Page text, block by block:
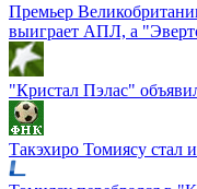
Премьер
выиграет АПЛ, а
"Кристал Пэлас"
Такэхиро Томиясу стал